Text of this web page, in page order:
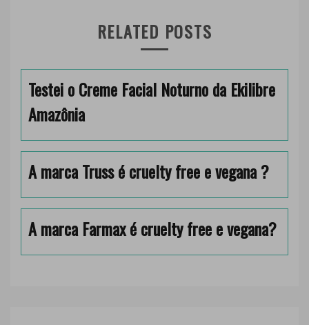
RELATED POSTS
Testei o Creme Facial Noturno da Ekilibre
Amazônia
A marca Truss é cruelty free e vegana ?
A marca Farmax é cruelty free e vegana?